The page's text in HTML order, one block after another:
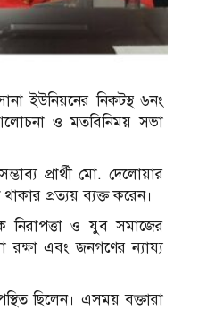
ইউনিয়নের নিকটস্থ ৬নং
আলোচনা ও মতবিনিময় সভা
প্রার্থী মো. দেলোয়ার
প্রত্যয় ব্যক্ত করেন।
নিরাপত্তা ও যুব সমাজের
রক্ষা এবং জনগণের ন্যায্য
ছিলেন। এসময় বক্তারা